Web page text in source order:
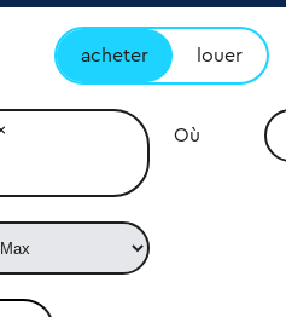
acheter louer
Où